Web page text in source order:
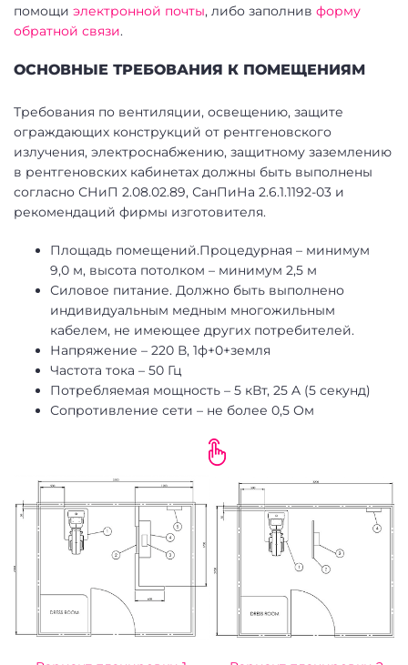
помощи электронной почты, либо заполнив форму
обратной связи.
ОСНОВНЫЕ ТРЕБОВАНИЯ К ПОМЕЩЕНИЯМ
Требования по вентиляции, освещению, защите
ограждающих конструкций от рентгеновского
излучения, электроснабжению, защитному заземлению
в рентгеновских кабинетах должны быть выполнены
согласно СНиП 2.08.02.89, СанПиНа 2.6.1.1192-03 и
рекомендаций фирмы изготовителя.
Площадь помещений.Процедурная – минимум
9,0 м, высота потолком – минимум 2,5 м
Силовое питание. Должно быть выполнено
индивидуальным медным многожильным
кабелем, не имеющее других потребителей.
Напряжение – 220 В, 1ф+0+земля
Частота тока – 50 Гц
Потребляемая мощность – 5 кВт, 25 A (5 секунд)
Сопротивление сети – не более 0,5 Ом